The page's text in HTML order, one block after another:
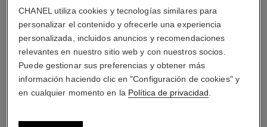
60 diamantes talla brillante con un total de 0,89 quilate
Las características de cada pieza pueden variar**
CHANEL utiliza cookies y tecnologías similares para
personalizar el contenido y ofrecerle una experiencia
personalizada, incluidos anuncios y recomendaciones
relevantes en nuestro sitio web y con nuestros socios.
Puede gestionar sus preferencias y obtener más
información haciendo clic en "Configuración de cookies" y
en cualquier momento en la Política de privacidad